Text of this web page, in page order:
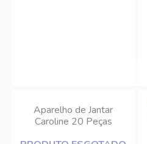
Aparelho de Jantar
Caroline 20 Peças